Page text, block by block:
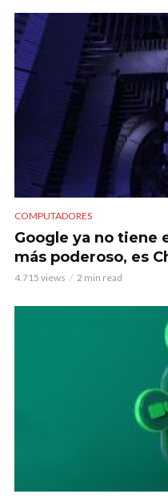
COMPUTADORES
Google ya no tiene
más poderoso, es
4.715 views 2 min read